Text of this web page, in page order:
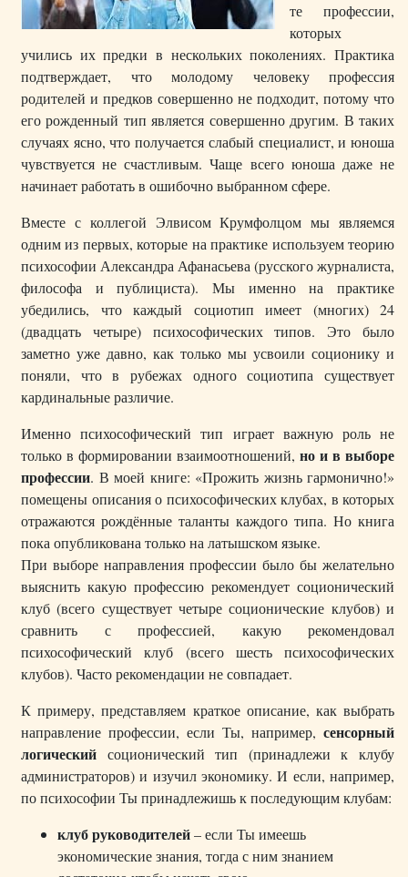
те профессии,
которых
учились их предки в нескольких поколениях. Практика
подтверждает, что молодому человеку профессия
родителей и предков совершенно не подходит, потому что
его рожденный тип является совершенно другим. В таких
случаях ясно, что получается слабый специалист, и юноша
чувствуется не счастливым. Чаще всего юноша даже не
начинает работать в ошибочно выбранном сфере.
Вместе с коллегой Элвисом Крумфолцом мы являемся
одним из первых, которые на практике используем теорию
психософии Александра Афанасьева (русского журналиста,
философа и публициста). Мы именно на практике
убедились, что каждый социотип имеет (многих) 24
(двадцать четыре) психософических типов. Это было
заметно уже давно, как только мы усвоили соционику и
поняли, что в рубежах одного социотипа существует
кардинальные различие.
Именно психософический тип играет важную роль не
только в формировании взаимоотношений, но и в выборе
профессии. В моей книге: «Прожить жизнь гармонично!»
помещены описания о психософических клубах, в которых
отражаются рождённые таланты каждого типа. Но книга
пока опубликована только на латышском языке.
При выборе направления профессии было бы желательно
выяснить какую профессию рекомендует соционический
клуб (всего существует четыре соционические клубов) и
сравнить с профессией, какую рекомендовал
психософический клуб (всего шесть психософических
клубов). Часто рекомендации не совпадает.
К примеру, представляем краткое описание, как выбрать
направление профессии, если Ты, например, сенсорный
логический соционический тип (принадлежи к клубу
администраторов) и изучил экономику. И если, например,
по психософии Ты принадлежишь к последующим клубам:
клуб руководителей– если Ты имеешь
экономические знания, тогда с ним знанием